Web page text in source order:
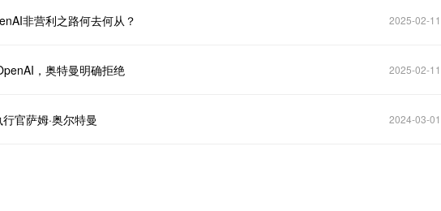
非营利之路何去何从？ 2025-02-11
，奥特曼明确拒绝 2025-02-11
官萨姆·奥尔特曼 2024-03-01